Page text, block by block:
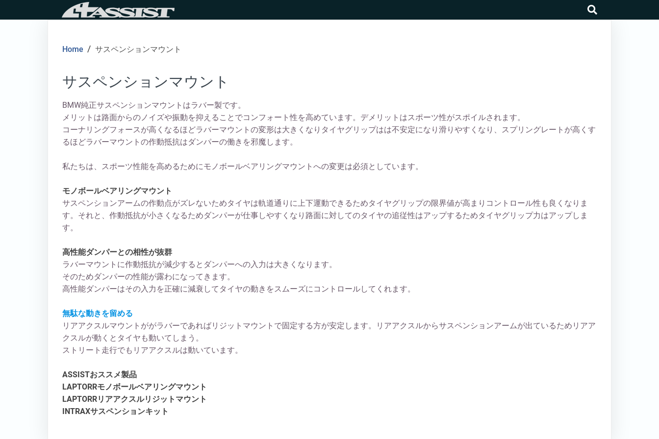
to
Home / サスペンションマウント
サスペンションマウント
BMW純正サスペンションマウントはラバー製です。
メリットは路面からのノイズや振動を抑えることでコンフォート性を高めています。デメリットはスポーツ性がスポイルされます。
コーナリングフォースが高くなるほどラバーマウントの変形は大きくなりタイヤグリップはは不安定になり滑りやすくなり、スプリングレートが高くす
るほどラバーマウントの作動抵抗はダンパーの働きを邪魔します。
私たちは、スポーツ性能を高めるためにモノボールベアリングマウントへの変更は必須としています。
モノボールベアリングマウント
サスペンションアームの作動点がズレないためタイヤは軌道通りに上下運動できるためタイヤグリップの限界値が高まりコントロール性も良くなりま
す。それと、作動抵抗が小さくなるためダンパーが仕事しやすくなり路面に対してのタイヤの追従性はアップするためタイヤグリップ力はアップしま
す。
高性能ダンパーとの相性が抜群
ラバーマウントに作動抵抗が減少するとダンパーへの入力は大きくなります。
そのためダンパーの性能が露わになってきます。
高性能ダンパーはその入力を正確に減衰してタイヤの動きをスムーズにコントロールしてくれます。
無駄な動きを留める
リアアクスルマウントががラバーであればリジットマウントで固定する方が安定します。リアアクスルからサスペンションアームが出ているためリアア
クスルが動くとタイヤも動いてしまう。
ストリート走行でもリアアクスルは動いています。
ASSISTおススメ製品
LAPTORRモノボールベアリングマウント
LAPTORRリアアクスルリジットマウント
INTRAXサスペンションキット